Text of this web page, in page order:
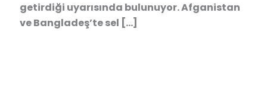
getirdiği uyarısında bulunuyor. Afganistan
ve Bangladeş’te sel […]